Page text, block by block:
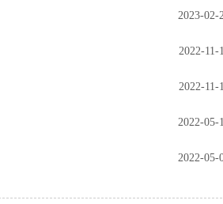
2023-02-
2022-11-
2022-11-
2022-05-
2022-05-